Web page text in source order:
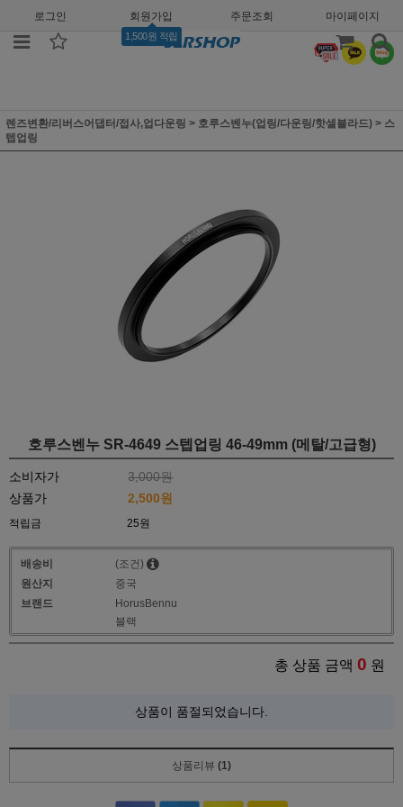
로그인 회원가입
1,500원 적립
주문조회 마이페이지
렌즈변환/리버스어댑터/접사,업다운링 > 호루스벤누(업링/다운링/핫셀블라드) > 스
텝업링
호루스벤누 SR-4649 스텝업링 46-49mm (메탈/고급형)
소비자가
3,000원
상품가
2,500원
적립금 25원
배송비
(조건)
원산지
중국
브랜드
HorusBennu
블랙
총 상품 금액 0 원
상품이 품절되었습니다.
상품리뷰 (1)